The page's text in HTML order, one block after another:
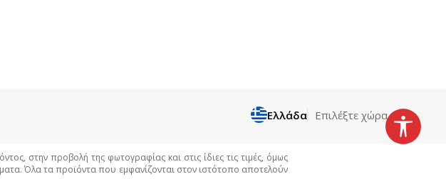
Ελλάδα Επιλέξτε χώρα
στην προβολή της φωτογραφίας και στις ίδιες τις τιμές, όμως
Όλα τα προϊόντα που εμφανίζονται στον ιστότοπο αποτελούν